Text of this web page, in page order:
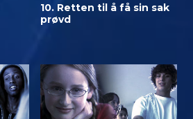
10. Retten til å få sin sak
prøvd